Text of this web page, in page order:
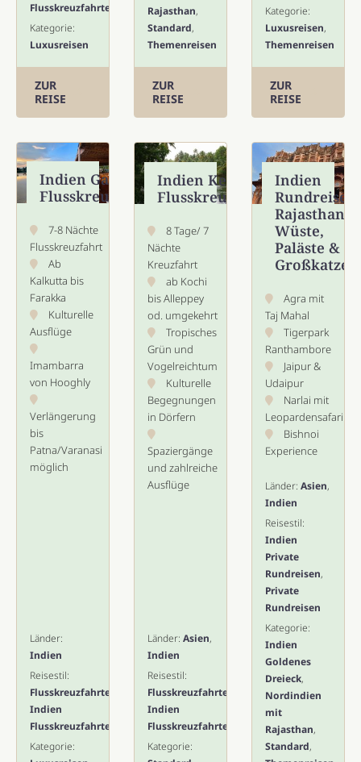
Flusskreuzfahrten
Kategorie:
Luxusreisen
ZUR
REISE
Rajasthan,
Standard,
Themenreisen
ZUR
REISE
Kategorie:
Luxusreisen,
Themenreisen
ZUR
REISE
Indien Ganges
Flusskreuzfahrt
7-8 Nächte
Flusskreuzfahrt
Ab
Kalkutta bis
Farakka
Kulturelle
Ausflüge
Imambarra
von Hooghly
Verlängerung
bis
Patna/Varanasi
möglich
Länder:
Indien
Reisestil:
Flusskreuzfahrten
Indien
Flusskreuzfahrten
Kategorie:
Indien Kerala
Flusskreuzfahrt
8 Tage/ 7
Nächte
Kreuzfahrt
ab Kochi
bis Alleppey
od. umgekehrt
Tropisches
Grün und
Vogelreichtum
Kulturelle
Begegnungen
in Dörfern
Spaziergänge
und zahlreiche
Ausflüge
Länder: Asien,
Indien
Reisestil:
Flusskreuzfahrten
Indien
Flusskreuzfahrten
Kategorie:
Indien
Rundreise
Rajasthan –
Wüste,
Paläste &
Großkatzen
Agra mit
Taj Mahal
Tigerpark
Ranthambore
Jaipur &
Udaipur
Narlai mit
Leopardensafari
Bishnoi
Experience
Länder: Asien,
Indien
Reisestil:
Indien
Private
Rundreisen,
Private
Rundreisen
Kategorie:
Indien
Goldenes
Dreieck,
Nordindien
mit
Rajasthan,
Standard,